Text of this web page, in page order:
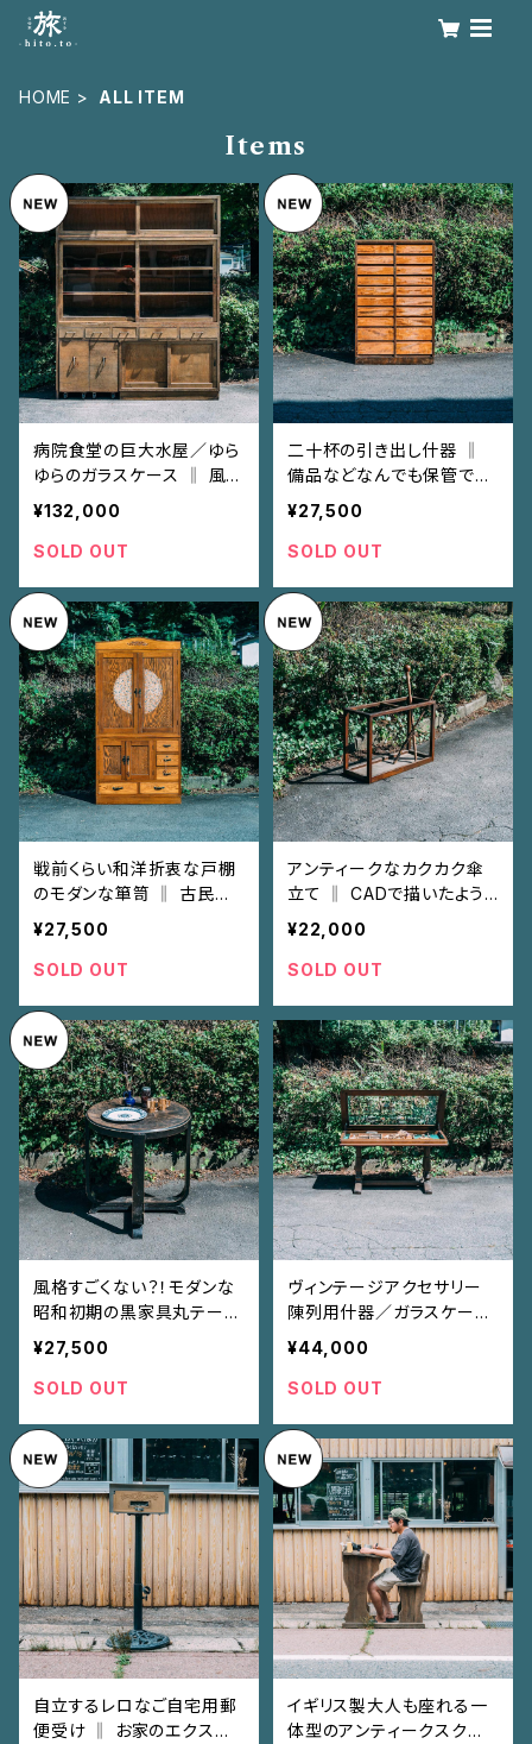
HOME ALL ITEM
Items
病院食堂の巨大水屋／ゆら
ゆらのガラスケース ‖ 風格
と存在感！3段に分かれるよ
¥132,000
SOLD OUT
二十杯の引き出し什器 ‖
備品などなんでも保管でき
ちゃうね！
¥27,500
SOLD OUT
戦前くらい和洋折衷な戸棚
のモダンな箪笥 ‖ 古民家
とかカフェにしっくり
¥27,500
SOLD OUT
アンティークなカクカク傘
立て ‖ CADで描いたよう
な四角いカクバリズム！！
¥22,000
SOLD OUT
風格すごくない？！モダンな
昭和初期の黒家具丸テーブ
ル ‖ B品のため格安
¥27,500
SOLD OUT
ヴィンテージアクセサリー
陳列用什器／ガラスケース
‖ 小物扱うお店の方必見
¥44,000
SOLD OUT
自立するレロなご自宅用郵
便受け ‖ お家のエクステ
イギリス製大人も座れる一
体型のアンティークスクー